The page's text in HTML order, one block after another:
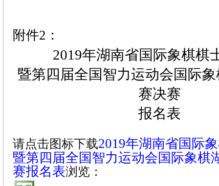
附件2 ：
2019年湖南省国际象棋棋
暨第四届全国智力运动会国际
赛决赛
报名表
请点击图标下载2019年湖南省国际
暨第四届全国智力运动会国际象棋
赛报名表浏览：